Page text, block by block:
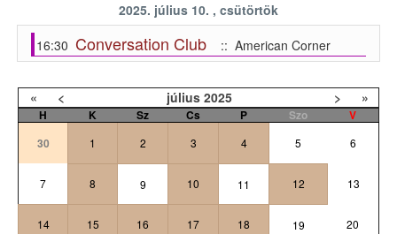
2025. július 10. , csütörtök
16:30 Conversation Club :: American Corner
« < július 2025 > »
H K Sz Cs P Szo
V
30
1 2 3 4 5 6
7 8 9 10 11 12 13
14 15 16 17 18 19 20